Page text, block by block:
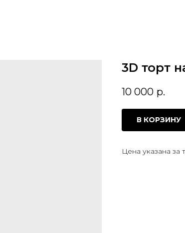
3D торт
10 000 р.
В КОРЗИНУ
Цена указана за